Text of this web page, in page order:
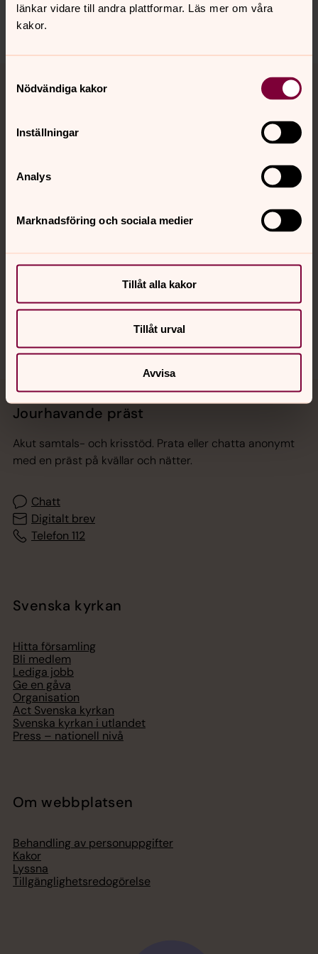
länkar vidare till andra plattformar. Läs mer om våra
kakor.
Nödvändiga kakor
Inställningar
Analys
Marknadsföring och sociala medier
Tillåt alla kakor
Tillåt urval
Avvisa
Dela
Kontakt
Sociala kanaler
Jourhavande präst
Akut samtals- och krisstöd. Prata eller chatta anonymt
med en präst på kvällar och nätter.
Chatt
Digitalt brev
Telefon 112
Svenska kyrkan
Hitta församling
Bli medlem
Lediga jobb
Ge en gåva
Organisation
Act Svenska kyrkan
Svenska kyrkan i utlandet
Press – nationell nivå
Om webbplatsen
Behandling av personuppgifter
Kakor
Lyssna
Tillgänglighetsredogörelse